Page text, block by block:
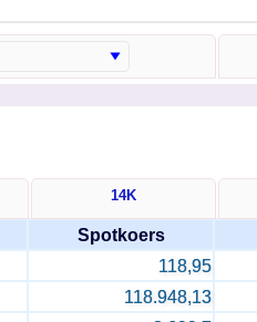
14K
Spotkoers
118,95
118.948,13